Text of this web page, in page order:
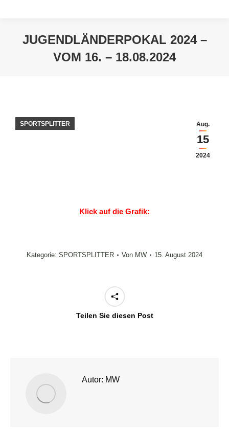
JUGENDLÄNDERPOKAL 2024 –
VOM 16. – 18.08.2024
Aug.
15
2024
SPORTSPLITTER
Klick auf die Grafik:
Kategorie: SPORTSPLITTER Von MW 15. August 2024
Teilen Sie diesen Post
Autor: MW